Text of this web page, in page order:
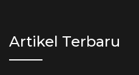
Artikel Terbaru